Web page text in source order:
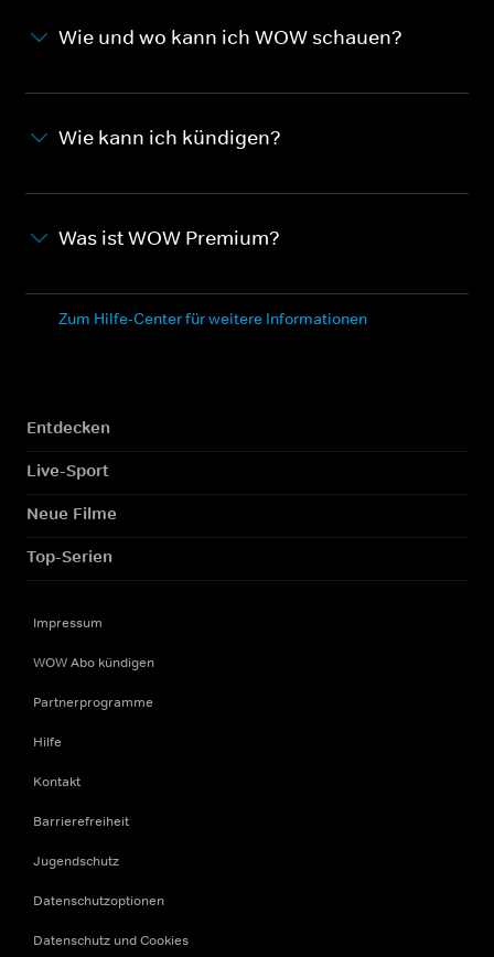
Wie und wo kann ich WOW schauen?
Wie kann ich kündigen?
Was ist WOW Premium?
Zum Hilfe-Center für weitere Informationen
Entdecken
Live-Sport
Neue Filme
Top-Serien
Impressum
WOW Abo kündigen
Partnerprogramme
Hilfe
Kontakt
Barrierefreiheit
Jugendschutz
Datenschutzoptionen
Datenschutz und Cookies